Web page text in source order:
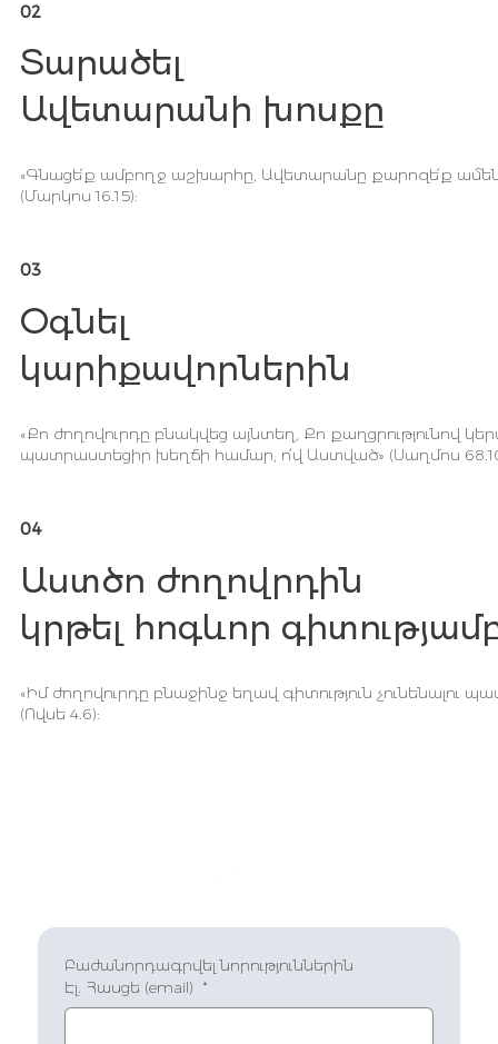
02
Տարածել
Ավետարանի խոսքը
«Գնացե՛ք ամբողջ աշխարհը, Ավետարանը քարոզե՛ք
(Մարկոս 16.15):
03
Օգնել
կարիքավորներին
«Քո ժողովուրդը բնակվեց այնտեղ, Քո քաղցրությունով
պատրաստեցիր խեղճի համար, ո՛վ Աստված» (Սաղմոս
04
Աստծո ժողովրդին
կրթել հոգևոր
«Իմ ժողովուրդը բնաջինջ եղավ գիտություն չունենալու
(Ովսե 4.6):
Բաժանորդագրվել նորություններին
Էլ. Հասցե (email) *